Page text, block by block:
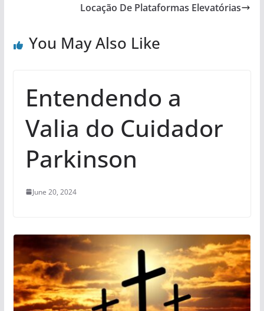
Locação De Plataformas Elevatórias
You May Also Like
Entendendo a
Valia do Cuidador
Parkinson
June 20, 2024